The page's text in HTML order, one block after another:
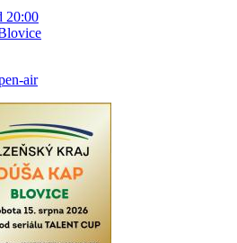
20:00
air